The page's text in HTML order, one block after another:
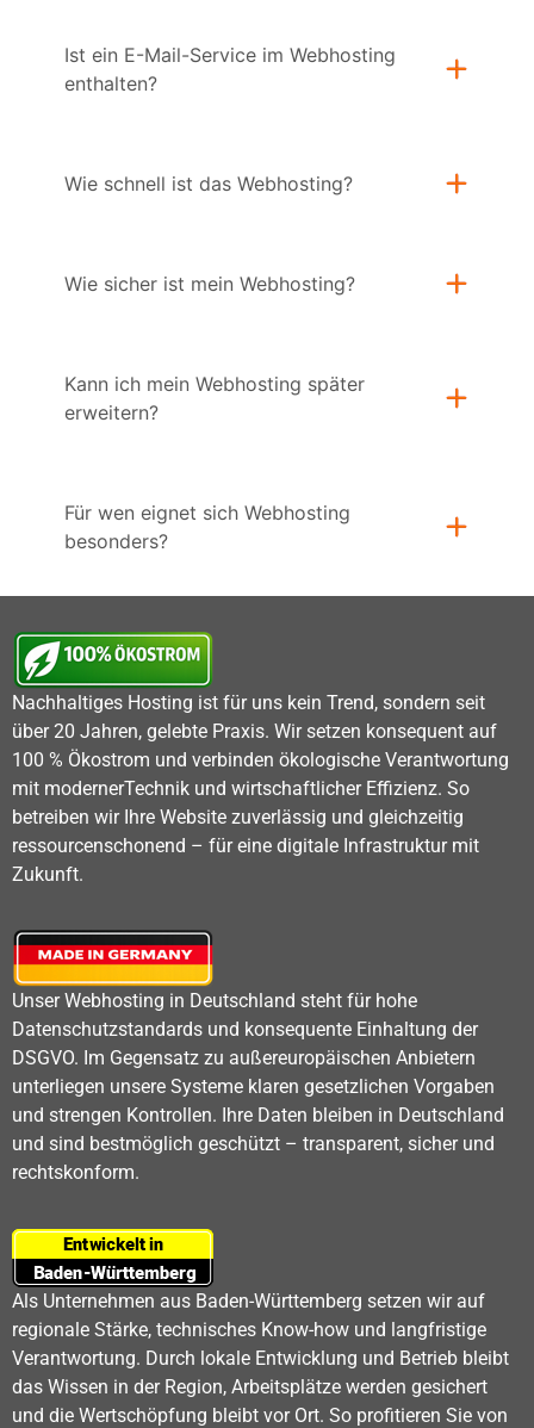
Ist ein E-Mail-Service im Webhosting
enthalten?
Wie schnell ist das Webhosting?
Wie sicher ist mein Webhosting?
Kann ich mein Webhosting später
erweitern?
Für wen eignet sich Webhosting
besonders?
Nachhaltiges Hosting ist für uns kein Trend, sondern seit
über 20 Jahren, gelebte Praxis. Wir setzen konsequent auf
100 % Ökostrom und verbinden ökologische Verantwortung
mit modernerTechnik und wirtschaftlicher Effizienz. So
betreiben wir Ihre Website zuverlässig und gleichzeitig
ressourcenschonend – für eine digitale Infrastruktur mit
Zukunft.
Unser Webhosting in Deutschland steht für hohe
Datenschutzstandards und konsequente Einhaltung der
DSGVO. Im Gegensatz zu außereuropäischen Anbietern
unterliegen unsere Systeme klaren gesetzlichen Vorgaben
und strengen Kontrollen. Ihre Daten bleiben in Deutschland
und sind bestmöglich geschützt – transparent, sicher und
rechtskonform.
Als Unternehmen aus Baden-Württemberg setzen wir auf
regionale Stärke, technisches Know-how und langfristige
Verantwortung. Durch lokale Entwicklung und Betrieb bleibt
das Wissen in der Region, Arbeitsplätze werden gesichert
und die Wertschöpfung bleibt vor Ort. So profitieren Sie von